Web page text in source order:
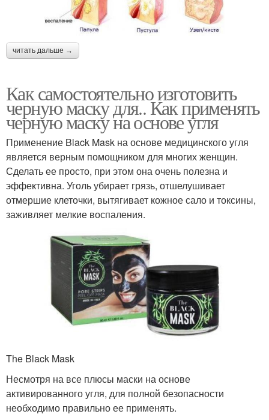
читать дальше →
Как самостоятельно изготовить
черную маску для.. Как применять
черную маску на основе угля
Применение Black Mask на основе медицинского угля
является верным помощником для многих женщин.
Сделать ее просто, при этом она очень полезна и
эффективна. Уголь убирает грязь, отшелушивает
отмершие клеточки, вытягивает кожное сало и токсины,
заживляет мелкие воспаления.
The Black Mask
Несмотря на все плюсы маски на основе
активированного угля, для полной безопасности
необходимо правильно ее применять.